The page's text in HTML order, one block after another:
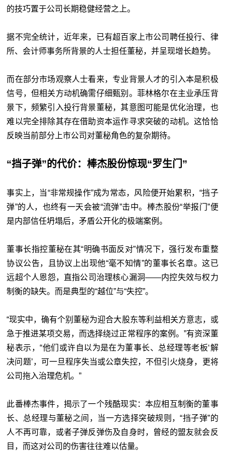
的技巧置于公司长期稳健经营之上。
据不完全统计，近年来，已有超百家上市公司聘任投行、律
所、会计师事务所背景的人士担任董秘，并呈现增长趋势。
而在部分市场观察人士看来，专业背景人才的引入本是积极
信号，但相关方动机确需仔细甄别。菲林格尔在主业承压背
景下，频繁引入投行背景董秘，其意图可能是优化治理，也
难以完全排除其存在借助资本运作寻求突破的动机。这恰恰
反映当前部分上市公司对董秘角色的复杂期待。
“挡子弹”的代价：棒杰股份惊现“罗生门”
事实上，当“非常规操作”成为常态，风险便开始累积，“挡子
弹”的人，也终有一天会被“流弹”击中。棒杰股份“举报门”便
是内部信任坍塌后，矛盾公开化的极端案例。
董事长指控董秘在其“明确书面反对”情况下，强行发布重整
协议公告，且协议上出现他“毫不知情”的董事长名章。这已
远超个人恩怨，直指公司治理核心漏洞——内控失效与权力
制衡的缺失。而是典型的“越位”与“失控”。
“现实中，确有个别董秘为迎合大股东等利益相关方意志，或
急于推进某项交易，而选择绕过正常程序的案例。”有资深董
秘表示，“他们或许自以为是在为董事长、总经理等老板‘解
决问题’，可一旦程序失当或公章失控，不但引火烧身，更将
公司拖入治理危机。”
此番棒杰事件，揭示了一个残酷现实：本应相互制衡的董事
长、总经理与董秘之间，当一方选择突破规则，“挡子弹”的
人不再可靠，或者子弹反弹伤及自身时，曾经的盟友就会反
目，而这对公司的伤害往往难以估量。